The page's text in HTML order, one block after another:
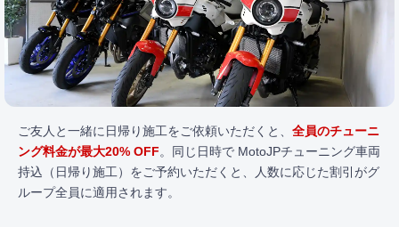
ご友人と一緒に日帰り施工をご依頼いただくと、 全員のチューニ
ング料金が最大20% OFF。同じ日時で MotoJPチューニング車両
持込（日帰り施工）をご予約いただくと、人数に応じた割引がグ
ループ全員に適用されます。